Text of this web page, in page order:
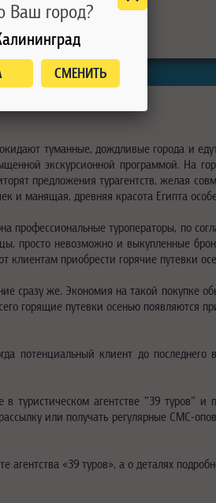
данных
туманные, дождливые города и
экскурсионной программой. На
предложения турагентств, желая
и манящая, древняя красота Египта
профессиональные туроператоры, по
просто невозможно и выкупленные
клиентам приобрести горячие путевки
же. Экономия на такой покупке
горящие путевки осенью появляются
потенциальный клиент до
агентстве "39 туров" и
или получать регулярные СМС-
«39 туров», а о деталях
Ваш город?
СМЕНИТЬ